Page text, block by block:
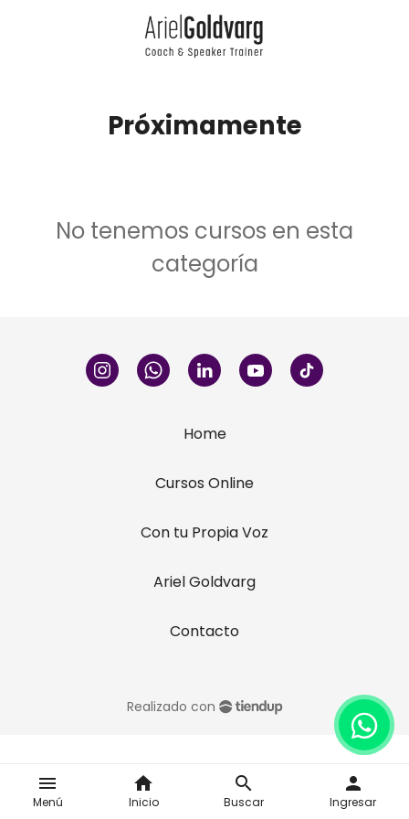
menu
Menú
home
Inicio
search
Buscar
person
Ingresar
Próximamente
No tenemos cursos en esta
categoría
Home
Cursos Online
Con tu Propia Voz
Ariel Goldvarg
Contacto
Realizado con